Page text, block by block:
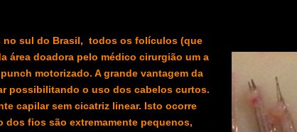
no sul do Brasil, todos os folículos (que
área doadora pelo médico cirurgião um a
motorizado. A grande vantagem da
possibilitando o uso dos cabelos curtos.
capilar sem cicatriz linear. Isto ocorre
fios são extremamente pequenos,